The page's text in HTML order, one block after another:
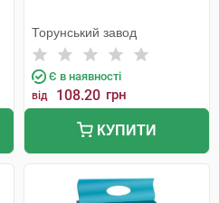
Торунський завод
Є в наявності
від 108.20 грн
КУПИТИ